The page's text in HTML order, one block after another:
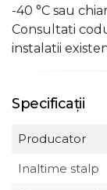
-40 °C sau
Consultati
instalatii
Specificații
Producator
Inaltime stalp